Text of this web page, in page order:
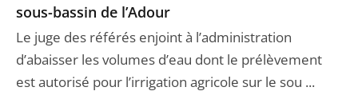
sous-bassin de l’Adour
Le juge des référés enjoint à l’administration
d’abaisser les volumes d’eau dont le prélèvement
est autorisé pour l’irrigation agricole sur le sou ...